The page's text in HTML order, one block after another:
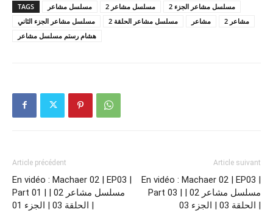
TAGS مسلسل مشاعر مسلسل مشاعر 2
مسلسل مشاعر الجزء 2
مسلسل مشاعر الجزء الثاني
مسلسل مشاعر الحلقة 2 مشاعر
مشاعر 2
هشام رستم مسلسل مشاعر
Article précédent
En vidéo : Machaer 02 | EP03 |
Part 01 | مسلسل مشاعر 02 |
الحلقة 03 | الجزء 01 |
Article suivant
En vidéo : Machaer 02 | EP03 |
Part 03 | مسلسل مشاعر 02 |
الحلقة 03 | الجزء 03 |